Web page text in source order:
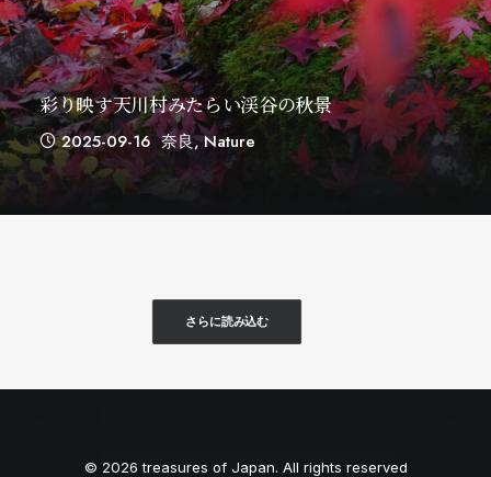
彩り映す天川村みたらい渓谷の秋景
2025-09-16 奈良,Nature
さらに読み込む
© 2026 treasures of Japan. All rights reserved